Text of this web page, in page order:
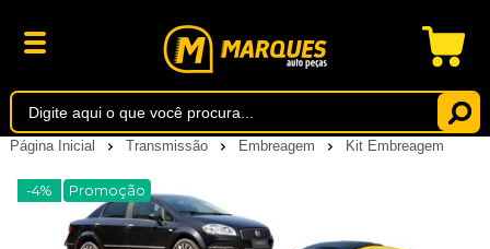
Página Inicial Transmissão Embreagem Kit Embreagem
-4% Promoção